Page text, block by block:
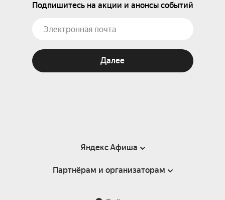
Подпишитесь на акции и анонсы событий
Далее
Яндекс Афиша
Справка
Партнёрам и организаторам